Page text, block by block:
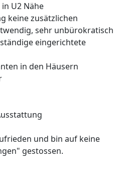
U2 Nähe
keine zusätzlichen
sehr unbürokratisch
eingerichtete
in den Häusern
und bin auf keine
gestossen.